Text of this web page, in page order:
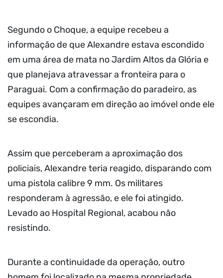
Segundo o Choque, a equipe recebeu a
informação de que Alexandre estava escondido
em uma área de mata no Jardim Altos da Glória e
que planejava atravessar a fronteira para o
Paraguai. Com a confirmação do paradeiro, as
equipes avançaram em direção ao imóvel onde ele
se escondia.
Assim que perceberam a aproximação dos
policiais, Alexandre teria reagido, disparando com
uma pistola calibre 9 mm. Os militares
responderam à agressão, e ele foi atingido.
Levado ao Hospital Regional, acabou não
resistindo.
Durante a continuidade da operação, outro